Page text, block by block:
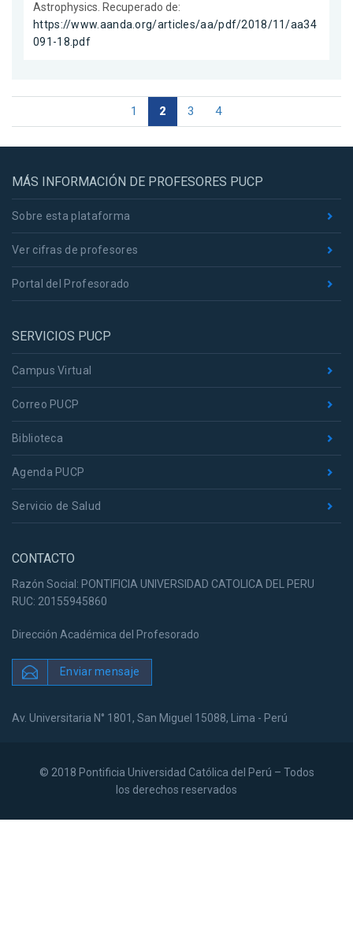
Astrophysics. Recuperado de:
https://www.aanda.org/articles/aa/pdf/2018/11/aa34
091-18.pdf
1 2 3 4
MÁS INFORMACIÓN DE PROFESORES PUCP
Sobre esta plataforma
Ver cifras de profesores
Portal del Profesorado
SERVICIOS PUCP
Campus Virtual
Correo PUCP
Biblioteca
Agenda PUCP
Servicio de Salud
CONTACTO
Razón Social: PONTIFICIA UNIVERSIDAD CATOLICA DEL PERU
RUC: 20155945860
Dirección Académica del Profesorado
Enviar mensaje
Av. Universitaria N° 1801, San Miguel 15088, Lima - Perú
© 2018 Pontificia Universidad Católica del Perú – Todos
los derechos reservados